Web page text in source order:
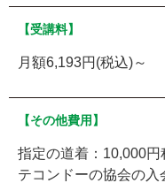
【受講料】
月額6,193円(税込)～
【その他費用】
指定の道着：10,000円
テコンドーの協会の入